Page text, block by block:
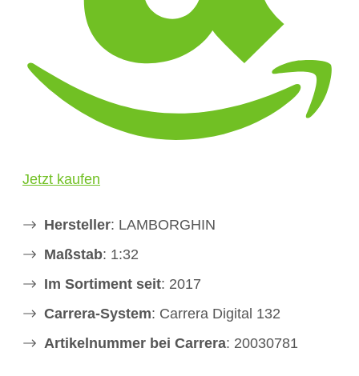
Jetzt kaufen
Hersteller: LAMBORGHIN
Maßstab: 1:32
Im Sortiment seit: 2017
Carrera-System: Carrera Digital 132
Artikelnummer bei Carrera: 20030781